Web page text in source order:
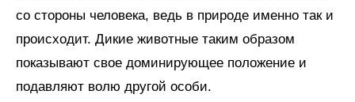
со стороны человека, ведь в природе именно так и
происходит. Дикие животные таким образом
показывают свое доминирующее положение и
подавляют волю другой особи.